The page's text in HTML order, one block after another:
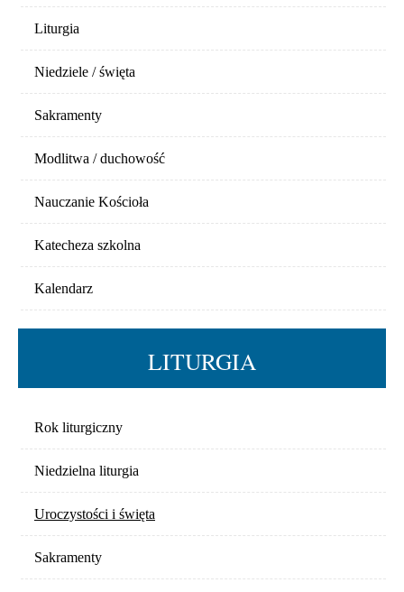
Liturgia
Niedziele / święta
Sakramenty
Modlitwa / duchowość
Nauczanie Kościoła
Katecheza szkolna
Kalendarz
LITURGIA
Rok liturgiczny
Niedzielna liturgia
Uroczystości i święta
Sakramenty